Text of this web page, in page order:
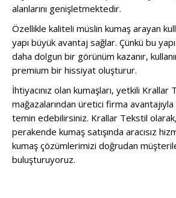
alanlarını genişletmektedir.
Özellikle kaliteli müslin kumaş arayan
yapı büyük avantaj sağlar. Çünkü bu
daha dolgun bir görünüm kazanır,
premium bir hissiyat oluşturur.
İhtiyacınız olan kumaşları, yetkili Krallar
mağazalarından üretici firma
temin edebilirsiniz. Krallar Tekstil
perakende kumaş satışında aracısız
kumaş çözümlerimizi doğrudan
buluşturuyoruz.